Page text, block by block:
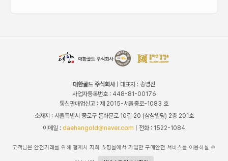
대한골드 주식회사| 대표자 : 송영진
사업자등록번호 : 448-81-00176
통신판매업신고 : 제 2015-서울종로-1083 호
소재지 : 서울특별시 종로구 돈화문로 10길 20 (삼삼빌딩) 2층 201호
이메일 : daehangold@naver.com | 전화 : 1522-1084
고객님은 안전거래를 위해 결제시 저희 쇼핑몰에서 가입한 구매안전 서비스를 이용하실 수